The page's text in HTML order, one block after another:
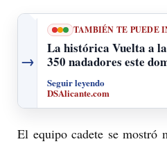
→
TAMBIÉN TE PUEDE
La histórica Vuelta a
350 nadadores este
Seguir leyendo
DSAlicante.com
El equipo cadete se mostró